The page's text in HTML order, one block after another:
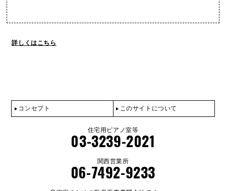
詳しくはこちら
コンセプト このサイトについて
住宅用ピアノ室等
03-3239-2021
関西営業所
06-7492-9233